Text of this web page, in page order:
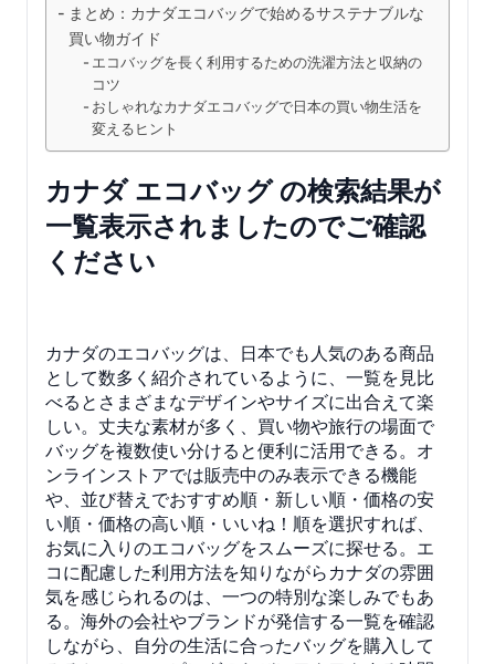
まとめ：カナダエコバッグで始めるサステナブルな
買い物ガイド
エコバッグを長く利用するための洗濯方法と収納の
コツ
おしゃれなカナダエコバッグで日本の買い物生活を
変えるヒント
カナダ エコバッグ の検索結果が
一覧表示されましたのでご確認
ください
カナダのエコバッグは、日本でも人気のある商品
として数多く紹介されているように、一覧を見比
べるとさまざまなデザインやサイズに出合えて楽
しい。丈夫な素材が多く、買い物や旅行の場面で
バッグを複数使い分けると便利に活用できる。オ
ンラインストアでは販売中のみ表示できる機能
や、並び替えでおすすめ順・新しい順・価格の安
い順・価格の高い順・いいね！順を選択すれば、
お気に入りのエコバッグをスムーズに探せる。エ
コに配慮した利用方法を知りながらカナダの雰囲
気を感じられるのは、一つの特別な楽しみでもあ
る。海外の会社やブランドが発信する一覧を確認
しながら、自分の生活に合ったバッグを購入して